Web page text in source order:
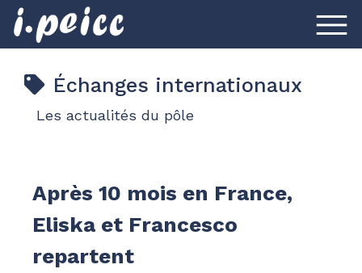
Échanges internationaux
Les actualités du pôle
Après 10 mois en France,
Eliska et Francesco
repartent